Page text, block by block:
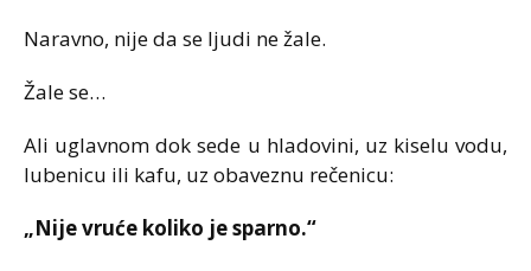
Naravno, nije da se ljudi ne žale.
Žale se…
Ali uglavnom dok sede u hladovini, uz kiselu vodu,
lubenicu ili kafu, uz obaveznu rečenicu:
„Nije vruće koliko je sparno.“